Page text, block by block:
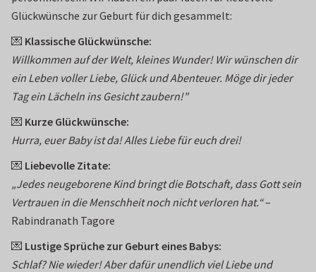
Glückwünsche zur Geburt für dich gesammelt:
💌 Klassische Glückwünsche:
Willkommen auf der Welt, kleines Wunder! Wir wünschen dir
ein Leben voller Liebe, Glück und Abenteuer. Möge dir jeder
Tag ein Lächeln ins Gesicht zaubern!"
💌 Kurze Glückwünsche:
Hurra, euer Baby ist da! Alles Liebe für euch drei!
💌 Liebevolle Zitate:
„Jedes neugeborene Kind bringt die Botschaft, dass Gott sein
Vertrauen in die Menschheit noch nicht verloren hat.“–
Rabindranath Tagore
💌 Lustige Sprüche zur Geburt eines Babys:
Schlaf? Nie wieder! Aber dafür unendlich viel Liebe und